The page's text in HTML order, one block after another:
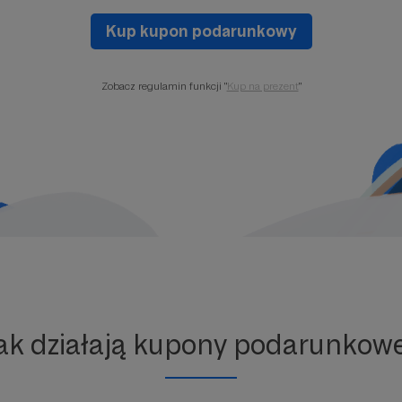
Kup kupon podarunkowy
Zobacz regulamin funkcji "Kup na prezent"
działają kupony